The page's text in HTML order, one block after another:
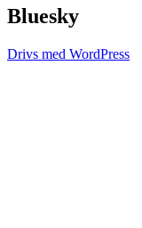
Bluesky
Drivs med WordPress